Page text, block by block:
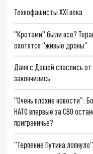
Технофашисты XXI века
"Кротами" были все?
охотятся "живые дроны"
Даня с Дашей спаслись
закончились
"Очень плохие новости":
НАТО впервые за СВО
приграничье?
"Терпение Путина